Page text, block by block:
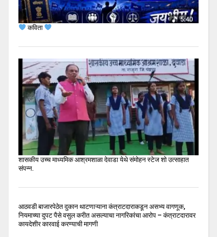
कविता
शासकीय उच्च माध्यमिक आश्रमशाळा देवाडा येथे संमोहन स्टेज शो उत्साहात
संपन्न.
आठवडी बाजारपेठेत दुकान थाटणाऱ्याना कंत्राटदाराकडून असभ्य वागणूक,
नियमाच्या दुपट पैसे वसुल करीत असल्याचा नागरिकांचा आरोप – कंत्राटदारावर
कायदेशीर कारवाई करण्याची मागणी